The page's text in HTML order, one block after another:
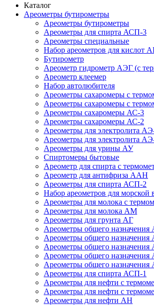
Каталог
Ареометры бутирометры
Ареометры бутирометры
Ареометры для спирта АСП-3
Ареометры специальные
Набор ареометров для кислот
Бутирометр
Ареометр гидрометр АЭГ (с
Ареометр клеемер
Набор автолюбителя
Ареометры сахаромеры с
Ареометры сахаромеры с
Ареометры сахаромеры АС-3
Ареометры сахаромеры АС-2
Ареометры для электролита
Ареометры для электролита
Ареометры для урины АУ
Спиртомеры бытовые
Ареометр для спирта с
Ареометр для антифриза ААН
Ареометры для спирта АСП-2
Набор ареометров для
Ареометры для молока с
Ареометры для молока АМ
Ареометры для грунта АГ
Ареометры общего
Ареометры общего
Ареометры общего
Ареометры общего
Ареометры общего
Ареометры для спирта АСП-1
Ареометры для нефти с
Ареометры для нефти с
Ареометры для нефти АН